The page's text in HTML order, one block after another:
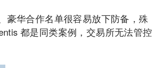
豪华合作名单很容易放下防备，殊
都是同类案例，交易所无法管控